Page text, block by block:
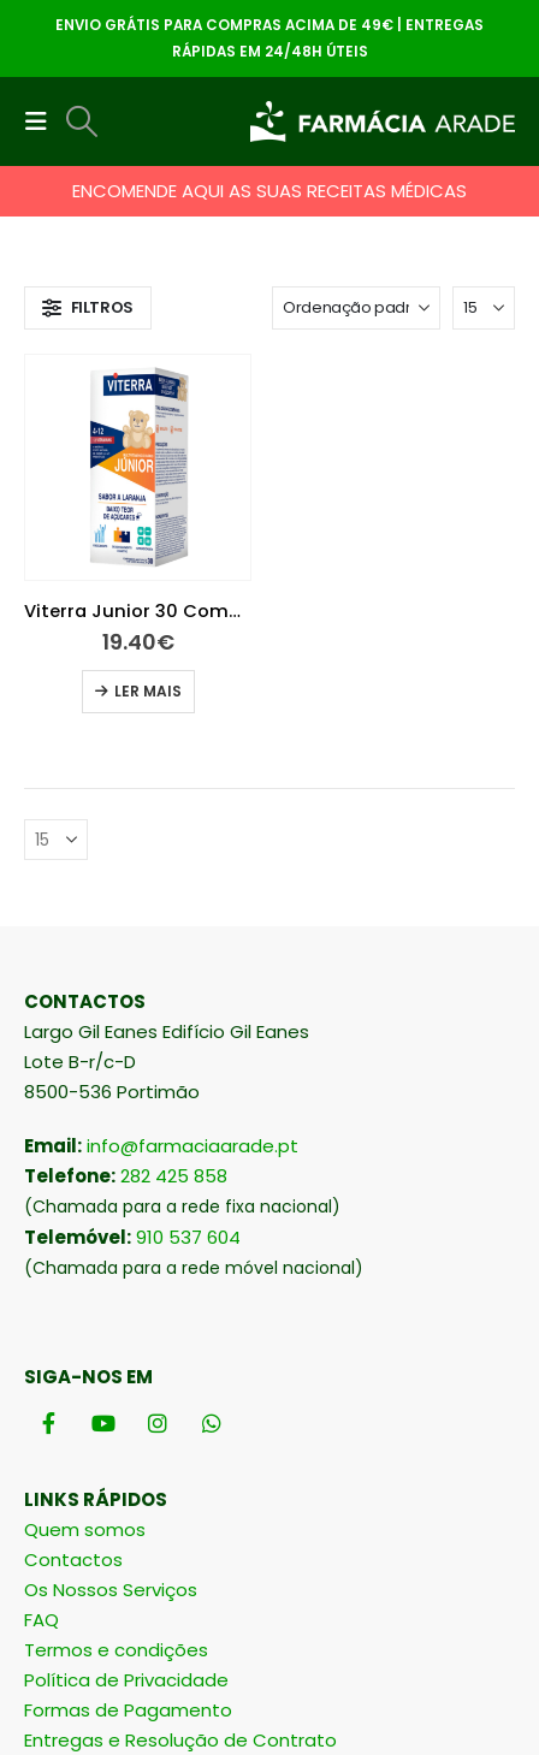
ENVIO GRÁTIS PARA COMPRAS ACIMA DE 49€ | ENTREGAS
RÁPIDAS EM 24/48H ÚTEIS
ENCOMENDE AQUI AS SUAS RECEITAS MÉDICAS
FILTROS
Viterra Junior 30 Comprimidos Mastigáveis
19.40€
LER MAIS
CONTACTOS
Largo Gil Eanes Edifício Gil Eanes
Lote B-r/c-D
8500-536 Portimão
Email:info@farmaciaarade.pt
Telefone:282 425 858
(Chamada para a rede fixa nacional)
Telemóvel:910 537 604
(Chamada para a rede móvel nacional)
SIGA-NOS EM
LINKS RÁPIDOS
Quem somos
Contactos
Os Nossos Serviços
FAQ
Termos e condições
Política de Privacidade
Formas de Pagamento
Entregas e Resolução de Contrato